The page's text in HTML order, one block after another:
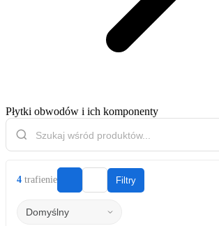
Płytki obwodów i ich komponenty
4 trafienie Filtry